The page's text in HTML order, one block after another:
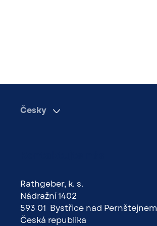
Česky
Rathgeber, k. s.
Nádražní 1402
593 01 Bystřice nad Pernštejnem
Česká republika